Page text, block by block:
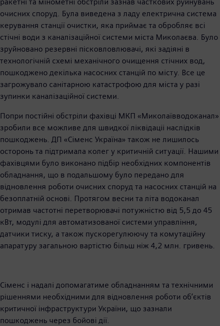
очисних споруд. Була виведена з ладу електрична система
керування станції очистки, яка приймає та обробляє всі
стічні води з каналізаційної системи міста Миколаєва. Було
зруйновано резервні пісковловлювачі, які задіяні в
технологічній схемі механічного очищення стічних вод,
пошкоджено декілька насосних станцій по місту. Все це
загрожувало санітарною катастрофою для міста у разі
зупинки каналізаційної системи.
Попри постійні обстріли фахівці МКП «Миколаївводоканал»
зробили все можливе для швидкої ліквідаціі наслідків
пошкоджень. ДП «Сіменс Україна» також не лишилось
осторонь та підтримала колег у критичній ситуації. Нашими
фахівцями було виконано підбір необхідних компонентів
обладнання, що в подальшому було передано для
відновлення роботи очисних споруд та насосних станцій на
безоплатній основі. Протягом весни та літа водоканал
отримав частотні перетворювачі потужністю від 5,5 до 45
кВт, модулі для автоматизованої системи управління,
датчики тиску, а також пускорегулюючу та комутаційну
апаратуру загальною вартістю більш ніж 4,2 млн. гривень.
Сіменс і надалі допомагатиме обладнанням та технічними
рішеннями необхідними для відновлення роботи об’єктів
критичної інфраструктури України, що зазнали
пошкоджень через бойові дії.